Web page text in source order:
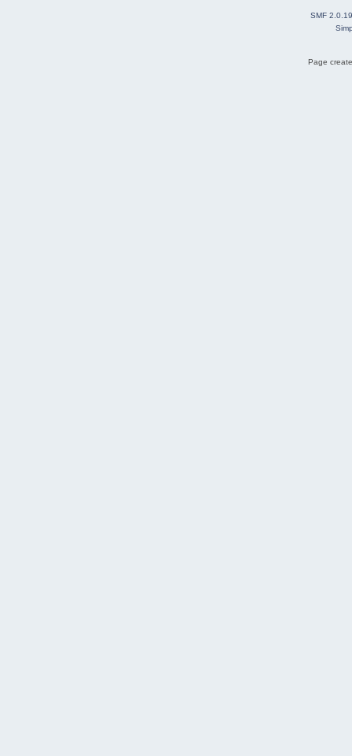
SMF 2.0.19
Page